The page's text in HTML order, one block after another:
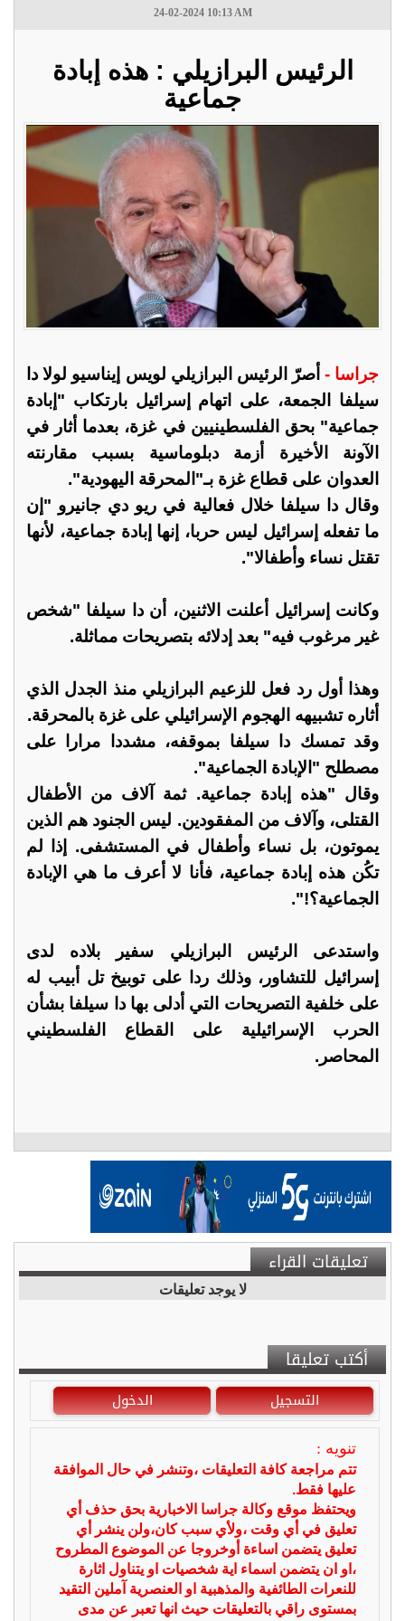
24-02-2024 10:13 AM
الرئيس البرازيلي : هذه إبادة
جماعية
جراسا - أصرّ الرئيس البرازيلي لويس إيناسيو لولا دا
سيلفا الجمعة، على اتهام إسرائيل بارتكاب "إبادة
جماعية" بحق الفلسطينيين في غزة، بعدما أثار في
الآونة الأخيرة أزمة دبلوماسية بسبب مقارنته
العدوان على قطاع غزة بـ"المحرقة اليهودية".
وقال دا سيلفا خلال فعالية في ريو دي جانيرو "إن
ما تفعله إسرائيل ليس حربا، إنها إبادة جماعية، لأنها
تقتل نساء وأطفالا".
وكانت إسرائيل أعلنت الاثنين، أن دا سيلفا "شخص
غير مرغوب فيه" بعد إدلائه بتصريحات مماثلة.
وهذا أول رد فعل للزعيم البرازيلي منذ الجدل الذي
أثاره تشبيهه الهجوم الإسرائيلي على غزة بالمحرقة.
وقد تمسك دا سيلفا بموقفه، مشددا مرارا على
مصطلح "الإبادة الجماعية".
وقال "هذه إبادة جماعية. ثمة آلاف من الأطفال
القتلى، وآلاف من المفقودين. ليس الجنود هم الذين
يموتون، بل نساء وأطفال في المستشفى. إذا لم
تكُن هذه إبادة جماعية، فأنا لا أعرف ما هي الإبادة
الجماعية؟!".
واستدعى الرئيس البرازيلي سفير بلاده لدى
إسرائيل للتشاور، وذلك ردا على توبيخ تل أبيب له
على خلفية التصريحات التي أدلى بها دا سيلفا بشأن
الحرب الإسرائيلية على القطاع الفلسطيني
المحاصر.
تعليقات القراء
لا يوجد تعليقات
أكتب تعليقا
التسجيل الدخول
تنويه :
تتم مراجعة كافة التعليقات ،وتنشر في حال الموافقة
عليها فقط.
ويحتفظ موقع وكالة جراسا الاخبارية بحق حذف أي
تعليق في أي وقت ،ولأي سبب كان،ولن ينشر أي
تعليق يتضمن اساءة أوخروجا عن الموضوع المطروح
،او ان يتضمن اسماء اية شخصيات او يتناول اثارة
للنعرات الطائفية والمذهبية او العنصرية آملين التقيد
بمستوى راقي بالتعليقات حيث انها تعبر عن مدى